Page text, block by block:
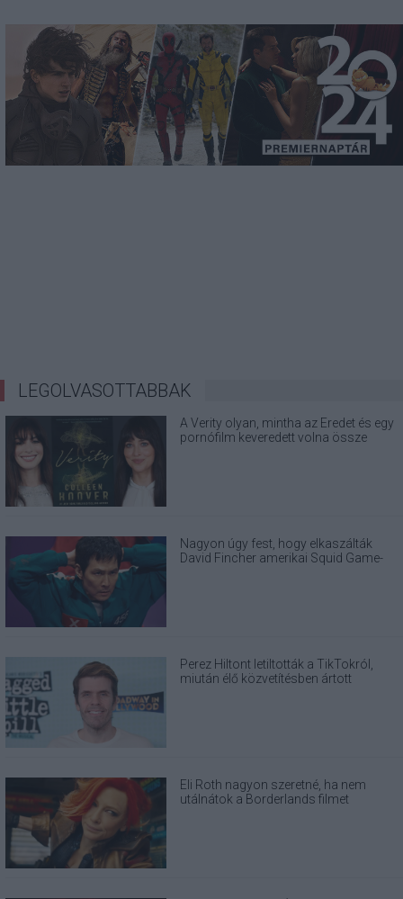
LEGOLVASOTTABBAK
A Verity olyan, mintha az Eredet és egy
pornófilm keveredett volna össze
Nagyon úgy fest, hogy elkaszálták
David Fincher amerikai Squid Game-
Perez Hiltont letiltották a TikTokról,
miután élő közvetítésben ártott
Eli Roth nagyon szeretné, ha nem
utálnátok a Borderlands filmet